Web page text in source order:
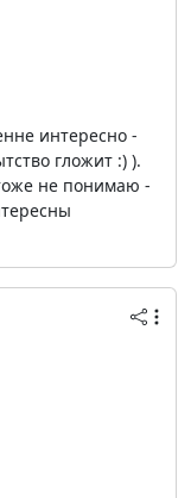
интересно -
гложит :) ).
не понимаю -